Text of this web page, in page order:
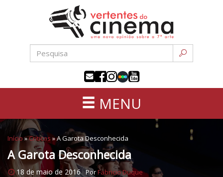
conteúdo
sétima
MENU
Início »Críticas »A Garota Desconhecida
A Garota Desconhecida
18 de maio de 2016 PorFabricio Duque